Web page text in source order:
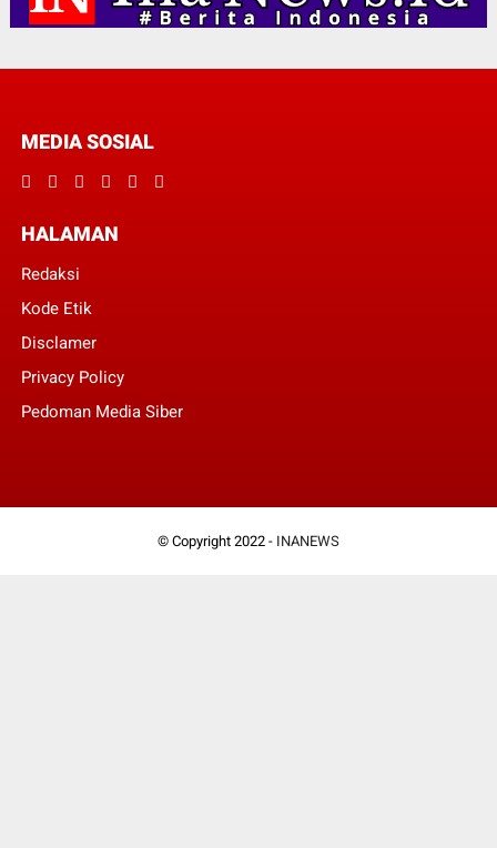
MEDIA SOSIAL
HALAMAN
Redaksi
Kode Etik
Disclamer
Privacy Policy
Pedoman Media Siber
© Copyright 2022 - INANEWS